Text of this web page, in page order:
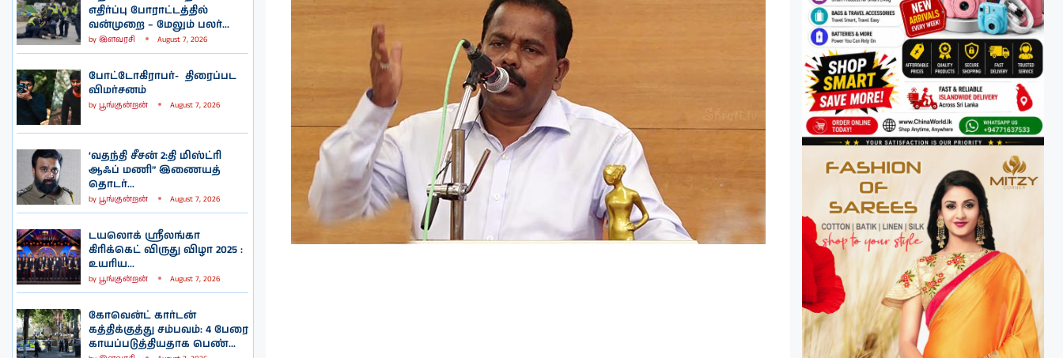
எதிர்ப்பு போராட்டத்தில்
வன்முறை – மேலும் பலர்...
by இளவரசி August 7, 2026
போட்டோகிராபர்- ‌ திரைப்பட
விமர்சனம்
by பூங்குன்றன் August 7, 2026
‘வதந்தி சீசன் 2:தி மிஸ்ட்ரி
ஆஃப் மணி” இணையத்
தொடர்...
by பூங்குன்றன் August 7, 2026
டயலொக் ஸ்ரீலங்கா
கிரிக்கெட் விருது விழா 2025 :
உயரிய...
by பூங்குன்றன் August 7, 2026
கோவென்ட் கார்டன்
கத்திக்குத்து சம்பவம்: 4 பேரை
காயப்படுத்தியதாக பெண்...